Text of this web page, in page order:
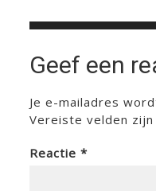
Geef een
Je e-mailadres
Vereiste velden
Reactie*